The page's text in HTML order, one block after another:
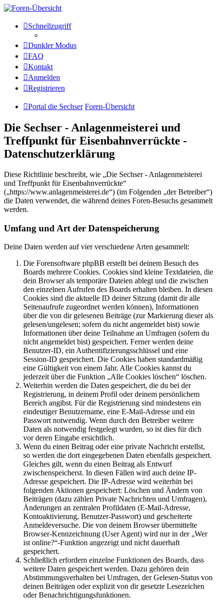
Die Sechser - Anlagenmeisterei
und Treffpunkt für
Eisenbahnverrückte
Anlagenmeisterei
Schnellzugriff
Dunkler Modus
FAQ
Kontakt
Anmelden
Registrieren
Portal die Sechser Foren-Übersicht
Die Sechser - Anlagenmeisterei und
Treffpunkt für Eisenbahnverrückte -
Datenschutzerklärung
Diese Richtlinie beschreibt, wie „Die Sechser - Anlagenmeisterei
und Treffpunkt für Eisenbahnverrückte“
(„https://www.anlagenmeisterei.de“) (im Folgenden „der Betreiber“)
die Daten verwendet, die während deines Foren-Besuchs gesammelt
werden.
Umfang und Art der Datenspeicherung
Deine Daten werden auf vier verschiedene Arten gesammelt:
Die Forensoftware phpBB erstellt bei deinem Besuch des
Boards mehrere Cookies. Cookies sind kleine Textdateien, die
dein Browser als temporäre Dateien ablegt und die zwischen
den einzelnen Aufrufen des Boards erhalten bleiben. In diesen
Cookies sind die aktuelle ID deiner Sitzung (damit dir alle
Seitenaufrufe zugeordnet werden können), Informationen
über die von dir gelesenen Beiträge (zur Markierung dieser als
gelesen/ungelesen; sofern du nicht angemeldet bist) sowie
Informationen über deine Teilnahme an Umfragen (sofern du
nicht angemeldet bist) gespeichert. Ferner werden deine
Benutzer-ID, ein Authentifizierungsschlüssel und eine
Session-ID gespeichert. Die Cookies haben standardmäßig
eine Gültigkeit von einem Jahr. Alle Cookies kannst du
jederzeit über die Funktion „Alle Cookies löschen“ löschen.
Weiterhin werden die Daten gespeichert, die du bei der
Registrierung, in deinem Profil oder deinem persönlichem
Bereich angibst. Für die Registrierung sind mindestens ein
eindeutiger Benutzername, eine E-Mail-Adresse und ein
Passwort notwendig. Wenn durch den Betreiber weitere
Daten als notwendig festgelegt wurden, so ist dies für dich
vor deren Eingabe ersichtlich.
Wenn du einen Beitrag oder eine private Nachricht erstellst,
so werden die dort eingegebenen Daten ebenfalls gespeichert.
Gleiches gilt, wenn du einen Beitrag als Entwurf
zwischenspeicherst. In diesen Fällen wird auch deine IP-
Adresse gespeichert. Die IP-Adresse wird weiterhin bei
folgenden Aktionen gespeichert: Löschen und Ändern von
Beiträgen (dazu zählen Private Nachrichten und Umfragen),
Änderungen an zentralen Profildaten (E-Mail-Adresse,
Kontoaktivierung, Benutzer-Passwort) und gescheiterte
Anmeldeversuche. Die von deinem Browser übermittelte
Browser-Kennzeichnung (User Agent) wird nur in der „Wer
ist online?“-Funktion angezeigt und nicht dauerhaft
gespeichert.
Schließlich erfordern einzelne Funktionen des Boards, dass
weitere Daten gespeichert werden. Dazu gehören dein
Abstimmungsverhalten bei Umfragen, der Gelesen-Status von
deinen Beiträgen oder explizit von dir gesetzte Lesezeichen
oder Benachrichtigungsfunktionen.